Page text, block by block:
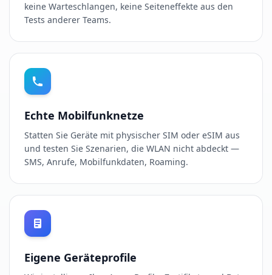
keine Warteschlangen, keine Seiteneffekte aus den
Tests anderer Teams.
Echte Mobilfunknetze
Statten Sie Geräte mit physischer SIM oder eSIM aus
und testen Sie Szenarien, die WLAN nicht abdeckt —
SMS, Anrufe, Mobilfunkdaten, Roaming.
Eigene Geräteprofile